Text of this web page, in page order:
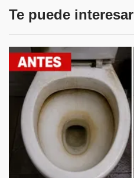
Te puede interesar